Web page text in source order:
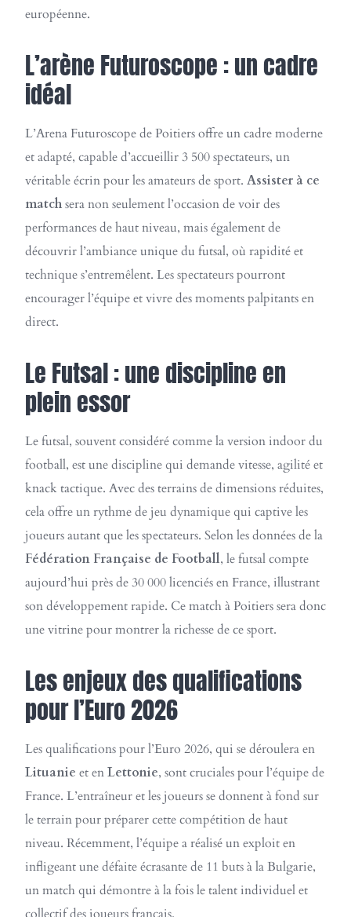
européenne.
L’arène Futuroscope : un cadre
idéal
L’Arena Futuroscope de Poitiers offre un cadre moderne
et adapté, capable d’accueillir 3 500 spectateurs, un
véritable écrin pour les amateurs de sport. Assister à ce
matchsera non seulement l’occasion de voir des
performances de haut niveau, mais également de
découvrir l’ambiance unique du futsal, où rapidité et
technique s’entremêlent. Les spectateurs pourront
encourager l’équipe et vivre des moments palpitants en
direct.
Le Futsal : une discipline en
plein essor
Le futsal, souvent considéré comme la version indoor du
football, est une discipline qui demande vitesse, agilité et
knack tactique. Avec des terrains de dimensions réduites,
cela offre un rythme de jeu dynamique qui captive les
joueurs autant que les spectateurs. Selon les données de la
Fédération Française de Football, le futsal compte
aujourd’hui près de 30 000 licenciés en France, illustrant
son développement rapide. Ce match à Poitiers sera donc
une vitrine pour montrer la richesse de ce sport.
Les enjeux des qualifications
pour l’Euro 2026
Les qualifications pour l’Euro 2026, qui se déroulera en
Lituanie et enLettonie, sont cruciales pour l’équipe de
France. L’entraîneur et les joueurs se donnent à fond sur
le terrain pour préparer cette compétition de haut
niveau. Récemment, l’équipe a réalisé un exploit en
infligeant une défaite écrasante de 11 buts à la Bulgarie,
un match qui démontre à la fois le talent individuel et